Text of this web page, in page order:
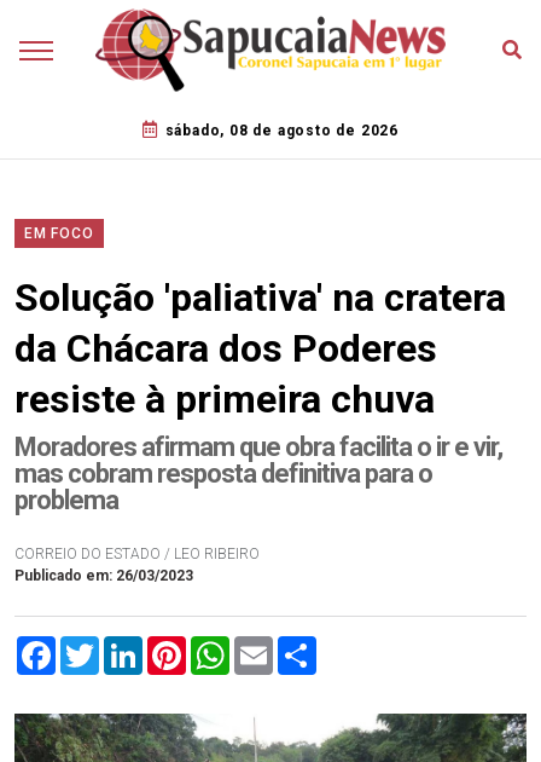
sábado, 08 de agosto de 2026
EM FOCO
Solução 'paliativa' na cratera
da Chácara dos Poderes
resiste à primeira chuva
Moradores afirmam que obra facilita o ir e vir,
mas cobram resposta definitiva para o
problema
CORREIO DO ESTADO / LEO RIBEIRO
Publicado em: 26/03/2023
FacebookTwitterLinkedInPinterestWhatsApp
Email